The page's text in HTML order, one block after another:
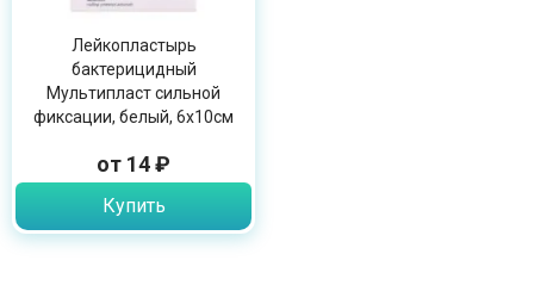
Лейкопластырь
бактерицидный
Мультипласт сильной
фиксации, белый, 6х10см
от 14 ₽
Купить